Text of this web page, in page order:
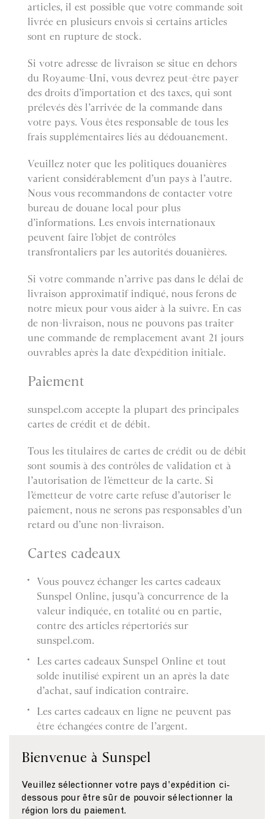
articles, il est possible que votre commande soit
livrée en plusieurs envois si certains articles
sont en rupture de stock.
Si votre adresse de livraison se situe en dehors
du Royaume-Uni, vous devrez peut-être payer
des droits d’importation et des taxes, qui sont
prélevés dès l’arrivée de la commande dans
votre pays. Vous êtes responsable de tous les
frais supplémentaires liés au dédouanement.
Veuillez noter que les politiques douanières
varient considérablement d’un pays à l’autre.
Nous vous recommandons de contacter votre
bureau de douane local pour plus
d’informations. Les envois internationaux
peuvent faire l’objet de contrôles
transfrontaliers par les autorités douanières.
Si votre commande n’arrive pas dans le délai de
livraison approximatif indiqué, nous ferons de
notre mieux pour vous aider à la suivre. En cas
de non-livraison, nous ne pouvons pas traiter
une commande de remplacement avant 21 jours
ouvrables après la date d’expédition initiale.
Paiement
sunspel.com accepte la plupart des principales
cartes de crédit et de débit.
Tous les titulaires de cartes de crédit ou de débit
sont soumis à des contrôles de validation et à
l’autorisation de l’émetteur de la carte. Si
l’émetteur de votre carte refuse d’autoriser le
paiement, nous ne serons pas responsables d’un
retard ou d’une non-livraison.
Cartes cadeaux
Vous pouvez échanger les cartes cadeaux
Sunspel Online, jusqu’à concurrence de la
valeur indiquée, en totalité ou en partie,
contre des articles répertoriés sur
sunspel.com.
Les cartes cadeaux Sunspel Online et tout
solde inutilisé expirent un an après la date
d’achat, sauf indication contraire.
Les cartes cadeaux en ligne ne peuvent pas
être échangées contre de l’argent.
des commandes futures.
Si le montant de votre commande dépasse la
valeur de la carte cadeau en ligne, la
différence doit être réglée par un autre moyen
Bienvenue à Sunspel
Veuillez sélectionner votre pays d'expédition ci-
dessous pour être sûr de pouvoir sélectionner la
région lors du paiement.